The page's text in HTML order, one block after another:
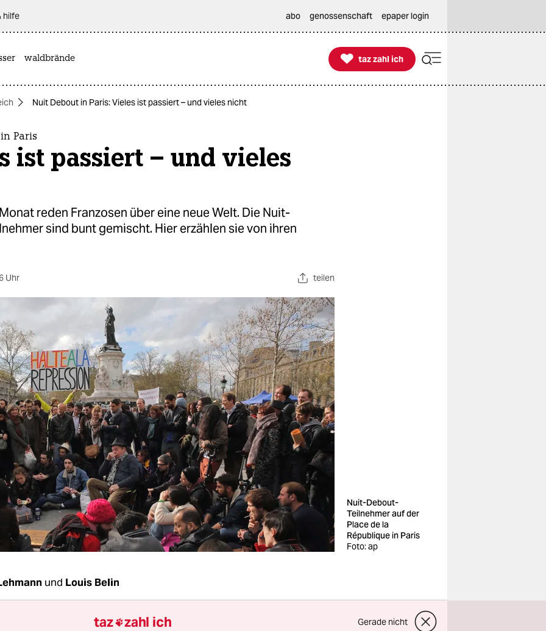
hilfe abo genossenschaft epaper login
waldbrände 
taz zahl ich
taz zahl ich
Nuit Debout in Paris: Vieles ist passiert – und vieles nicht
Paris
ist passiert – und vieles
reden Franzosen über eine neue Welt. Die Nuit-
sind bunt gemischt. Hier erzählen sie von ihren
Uhr teilen
Nuit-Debout-
Teilnehmer auf der
Place de la
République in Paris
Foto: ap
und Louis Belin
der 61. März der neuen Zeitrechnung – behaupten
taz zahl ich Gerade nicht